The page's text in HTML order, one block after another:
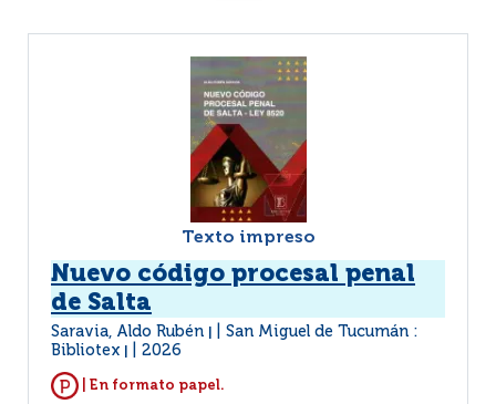
Texto impreso
Nuevo código procesal penal
de Salta
Saravia, Aldo Rubén
San Miguel de Tucumán :
Bibliotex
2026
| En formato papel.